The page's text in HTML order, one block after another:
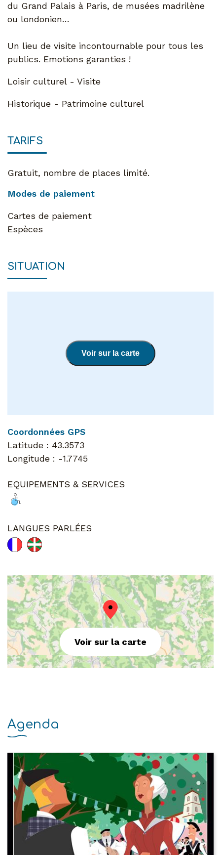
du Grand Palais à Paris, de musées madrilène
ou londonien…
Un lieu de visite incontournable pour tous les
publics. Emotions garanties !
Loisir culturel - Visite
Historique - Patrimoine culturel
TARIFS
Gratuit, nombre de places limité.
Modes de paiement
Cartes de paiement
Espèces
SITUATION
Voir sur la carte
Coordonnées GPS
Latitude : 43.3573
Longitude : -1.7745
EQUIPEMENTS & SERVICES
LANGUES PARLÉES
Voir sur la carte
Agenda